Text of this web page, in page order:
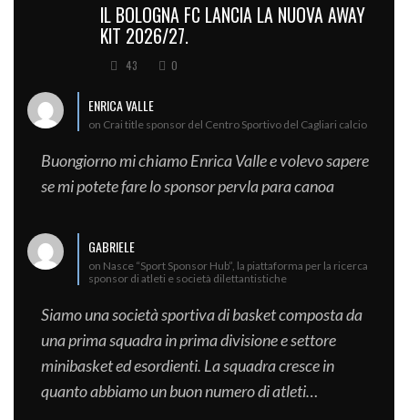
IL BOLOGNA FC LANCIA LA NUOVA AWAY
KIT 2026/27.
43 0
ENRICA VALLE
on Crai title sponsor del Centro Sportivo del Cagliari calcio
Buongiorno mi chiamo Enrica Valle e volevo sapere
se mi potete fare lo sponsor pervla para canoa
GABRIELE
on Nasce “Sport Sponsor Hub”, la piattaforma per la ricerca
sponsor di atleti e società dilettantistiche
Siamo una società sportiva di basket composta da
una prima squadra in prima divisione e settore
minibasket ed esordienti. La squadra cresce in
quanto abbiamo un buon numero di atleti…